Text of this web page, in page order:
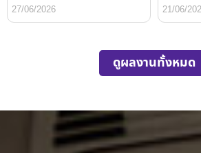
27/06/2026 21/06/
ดูผลงานทั้งหมด